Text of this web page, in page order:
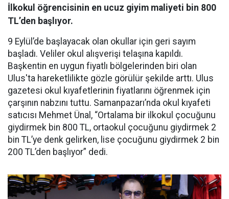
İlkokul öğrencisinin en ucuz giyim maliyeti bin 800
TL’den başlıyor.
9 Eylül’de başlayacak olan okullar için geri sayım
başladı. Veliler okul alışverişi telaşına kapıldı.
Başkentin en uygun fiyatlı bölgelerinden biri olan
Ulus'ta hareketlilikte gözle görülür şekilde arttı. Ulus
gazetesi okul kıyafetlerinin fiyatlarını öğrenmek için
çarşının nabzını tuttu. Samanpazarı’nda okul kıyafeti
satıcısı Mehmet Ünal, “Ortalama bir ilkokul çocuğunu
giydirmek bin 800 TL, ortaokul çocuğunu giydirmek 2
bin TL’ye denk gelirken, lise çocuğunu giydirmek 2 bin
200 TL’den başlıyor” dedi.